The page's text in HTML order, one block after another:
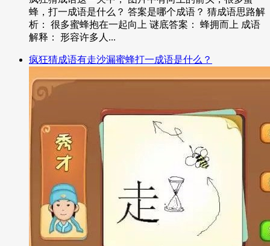
蜂，打一成语是什么？ 答案是哪个成语？ 猜成语思路解
析： 很多蜜蜂抱在一起向上 谜底答案： 蜂拥而上 成语
解释： 形容许多人...
疯狂猜成语有走沙漏蜜蜂打一成语是什么？